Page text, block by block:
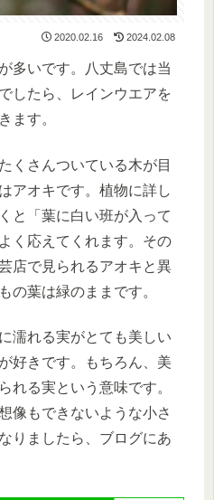
2020.02.16 2024.02.08
多いです。八丈島では当
したら、レインウエアを
ます。
くさんついている木が目
アオキです。植物に詳し
と「葉に白い班が入って
く応えてくれます。その
店で見られるアオキと異
の葉は緑のままです。
濡れる実がとても美しい
好きです。もちろん、美
れる実という意味です。
像もできないような小さ
りましたら、ブログにあ